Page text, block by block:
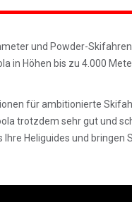
und Powder-
in Höhen bis zu 4.000
für ambitionierte
trotzdem sehr gut und
Heliguides und bringen